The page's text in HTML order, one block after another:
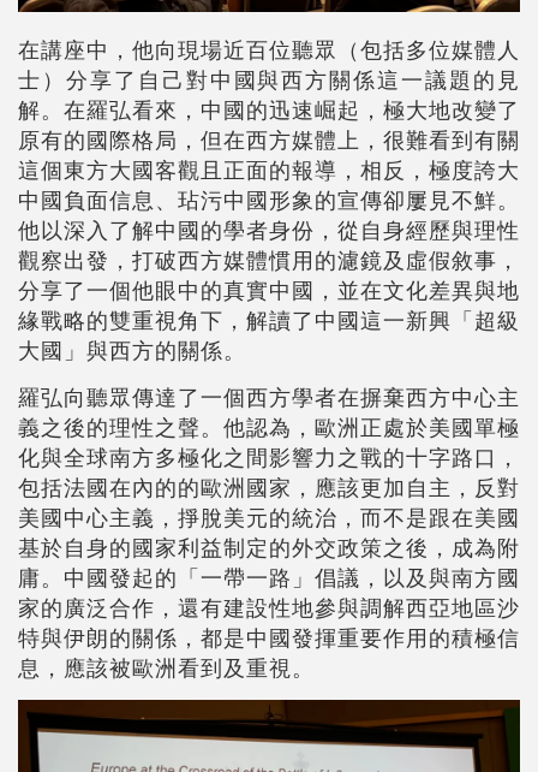
在講座中，他向現場近百位聽眾（包括多位媒體人
士）分享了自己對中國與西方關係這一議題的見
解。在羅弘看來，中國的迅速崛起，極大地改變了
原有的國際格局，但在西方媒體上，很難看到有關
這個東方大國客觀且正面的報導，相反，極度誇大
中國負面信息、玷污中國形象的宣傳卻屢見不鮮。
他以深入了解中國的學者身份，從自身經歷與理性
觀察出發，打破西方媒體慣用的濾鏡及虛假敘事，
分享了一個他眼中的真實中國，並在文化差異與地
緣戰略的雙重視角下，解讀了中國這一新興「超級
大國」與西方的關係。
羅弘向聽眾傳達了一個西方學者在摒棄西方中心主
義之後的理性之聲。他認為，歐洲正處於美國單極
化與全球南方多極化之間影響力之戰的十字路口，
包括法國在內的的歐洲國家，應該更加自主，反對
美國中心主義，掙脫美元的統治，而不是跟在美國
基於自身的國家利益制定的外交政策之後，成為附
庸。中國發起的「一帶一路」倡議，以及與南方國
家的廣泛合作，還有建設性地參與調解西亞地區沙
特與伊朗的關係，都是中國發揮重要作用的積極信
息，應該被歐洲看到及重視。